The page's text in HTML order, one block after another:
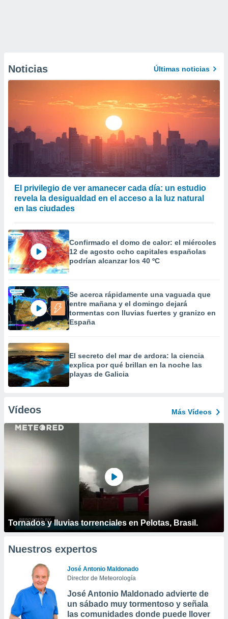
Noticias Últimas noticias
El privilegio de ver amanecer cada día: un estudio
revela la desigualdad en el acceso a la luz natural
en las ciudades
Confirmado el domo de calor: el miércoles
12 de agosto ocho capitales españolas
podrían alcanzar los 40 ºC
Se acerca rápidamente una vaguada que
entre mañana y el domingo dejará
tormentas con lluvias fuertes y granizo en
España
El secreto del mar de ardora: la ciencia
explica por qué brillan en la noche las
playas de Galicia
Vídeos Más Vídeos
Tornados y lluvias torrenciales en Pelotas, Brasil.
Nuestros expertos
José Antonio Maldonado
Director de Meteorología
José Antonio Maldonado advierte de
un sábado muy tormentoso y señala
las comunidades donde puede llover